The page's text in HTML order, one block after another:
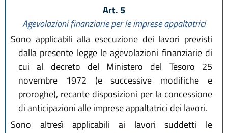
Art. 5
Agevolazioni finanziarie per le imprese appaltatrici
Sono applicabili alla esecuzione dei lavori previsti
dalla presente legge le agevolazioni finanziarie di
cui al decreto del Ministero del Tesoro 25
novembre 1972 (e successive modifiche e
proroghe), recante disposizioni per la concessione
di anticipazioni alle imprese appaltatrici dei lavori.
Sono altresì applicabili ai lavori suddetti le